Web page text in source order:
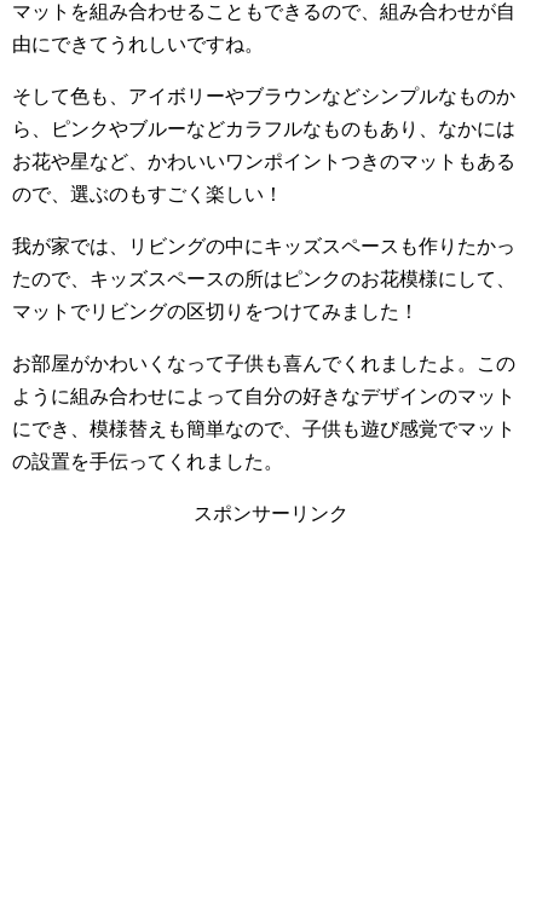
マットを組み合わせることもできるので、組み合わせが自
由にできてうれしいですね。
そして色も、アイボリーやブラウンなどシンプルなものか
ら、ピンクやブルーなどカラフルなものもあり、なかには
お花や星など、かわいいワンポイントつきのマットもある
ので、選ぶのもすごく楽しい！
我が家では、リビングの中にキッズスペースも作りたかっ
たので、キッズスペースの所はピンクのお花模様にして、
マットでリビングの区切りをつけてみました！
お部屋がかわいくなって子供も喜んでくれましたよ。この
ように組み合わせによって自分の好きなデザインのマット
にでき、模様替えも簡単なので、子供も遊び感覚でマット
の設置を手伝ってくれました。
スポンサーリンク